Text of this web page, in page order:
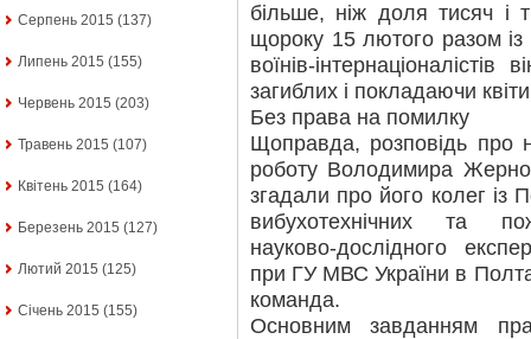
Серпень 2015 (137)
Липень 2015 (155)
Червень 2015 (203)
Травень 2015 (107)
Квітень 2015 (164)
Березень 2015 (127)
Лютий 2015 (125)
Січень 2015 (155)
більше, ніж доля тисяч і
щороку 15 лютого разом із
воїнів-
загиблих і покладаючи
Без права на помилку
Щоправда, розповідь про
роботу Володимира
згадали про його колег із
вибухотехнічних та
науково-дослідного
при ГУ МВС України в
команда.
Основним завданням